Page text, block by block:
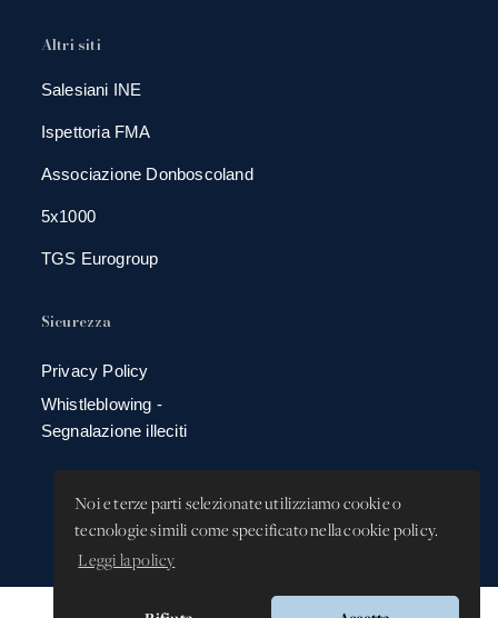
Noi e terze parti selezionate utilizziamo cookie o
tecnologie simili come specificato nella cookie policy.
Leggi la policy
Altri siti
Salesiani INE
Ispettoria FMA
Associazione Donboscoland
5x1000
TGS Eurogroup
Sicurezza
Privacy Policy
Whistleblowing -
Segnalazione illeciti